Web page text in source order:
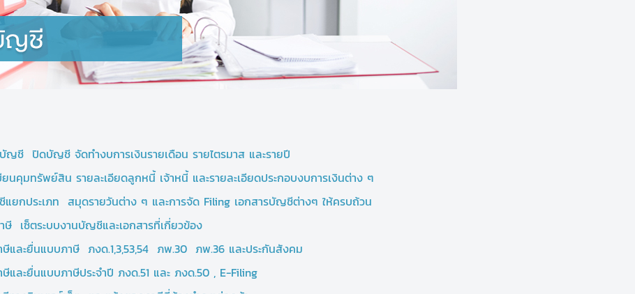
ญชี ปิดบัญชี จัดทำงบการเงินรายเดือน รายไตรมาส และรายปี
ยนคุมทรัพย์สิน รายละเอียดลูกหนี้ เจ้าหนี้ และรายละเอียดประกอบงบการเงินต่าง ๆ
แยกประเภท สมุดรายวันต่าง ๆ และการจัด Filing เอกสารบัญชีต่างๆ ให้ครบถ้วน
ษี เซ็ตระบบงานบัญชีและเอกสารที่เกี่ยวข้อง
และยื่นแบบภาษี ภงด.1,3,53,54 ภพ.30 ภพ.36 และประกันสังคม
และยื่นแบบภาษีประจำปี ภงด.51 และ ภงด.50 , E-Filing